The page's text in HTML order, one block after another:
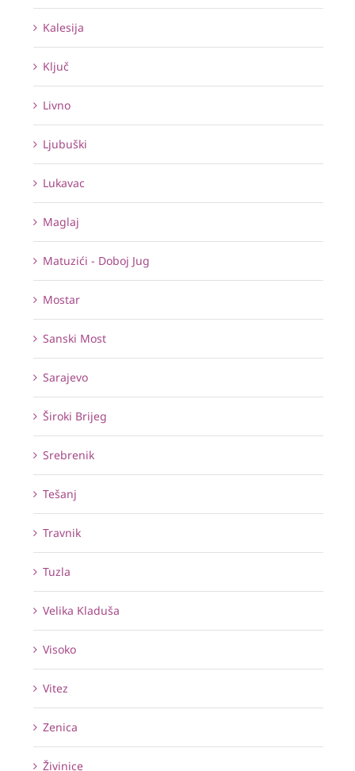
Kalesija
Ključ
Livno
Ljubuški
Lukavac
Maglaj
Matuzići - Doboj Jug
Mostar
Sanski Most
Sarajevo
Široki Brijeg
Srebrenik
Tešanj
Travnik
Tuzla
Velika Kladuša
Visoko
Vitez
Zenica
Živinice